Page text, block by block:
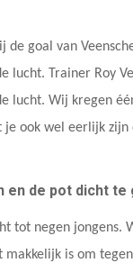
de goal van
lucht. Trainer Roy
lucht. Wij kregen
ook wel eerlijk
en de pot dicht te
tot negen jongens.
is om